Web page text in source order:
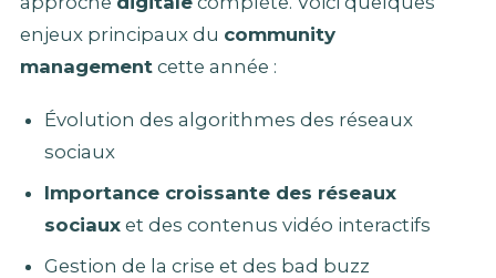
enjeux principaux du community
management cette année :
Évolution des algorithmes des réseaux
sociaux
Importance croissante des réseaux
sociauxet des contenus vidéo interactifs
Gestion de la crise et des bad buzz